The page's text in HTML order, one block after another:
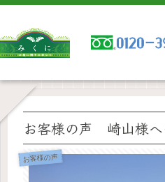
お客様の声 崎山様へ
お客様の声